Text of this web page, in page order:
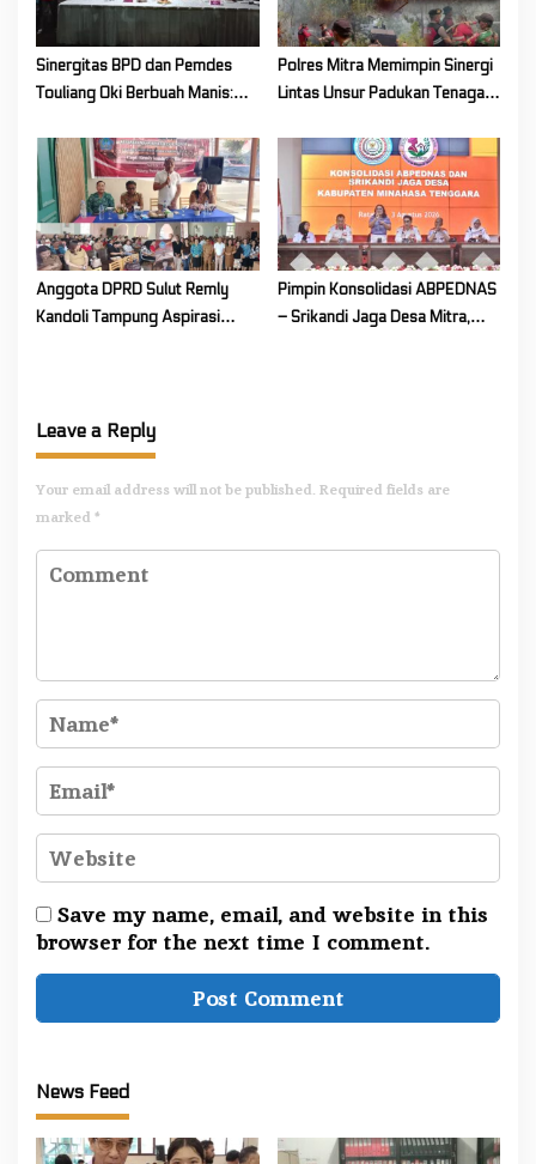
Sinergitas BPD dan Pemdes
Touliang Oki Berbuah Manis:
Program Unggulan 2027
Polres Mitra Memimpin Sinergi
Lintas Unsur Padukan Tenaga
Gunung Soputan
Anggota DPRD Sulut Remly
Kandoli Tampung Aspirasi
Pimpin Konsolidasi ABPEDNAS
– Srikandi Jaga Desa Mitra,
Leave a Reply
Your email address will not be published. Required fields are
marked *
Save my name, email, and website in this
browser for the next time I comment.
News Feed